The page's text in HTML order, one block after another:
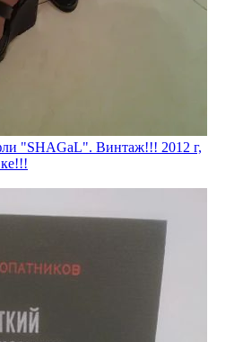
"SHAGаL". Винтаж!!! 2012 г,